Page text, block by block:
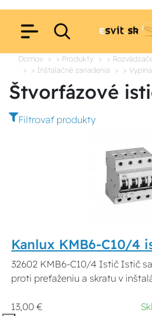
Domov > Produkty
>
> Inštalačné zariadenia
>
Štvorfázové
Filtrovať produkty
Kanlux KMB6-C10/4
32602 KMB6-C10/4 Istič Istič
proti preťaženiu a skratu v
13,00 €